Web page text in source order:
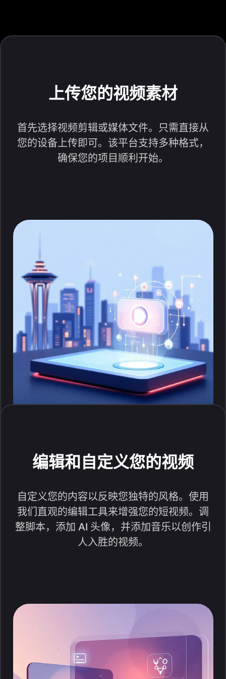
上传您的视频素材
首先选择视频剪辑或媒体文件。只需直接从
您的设备上传即可。该平台支持多种格式，
确保您的项目顺利开始。
编辑和自定义您的视频
自定义您的内容以反映您独特的风格。使用
我们直观的编辑工具来增强您的短视频。调
整脚本，添加 AI 头像，并添加音乐以创作引
人入胜的视频。